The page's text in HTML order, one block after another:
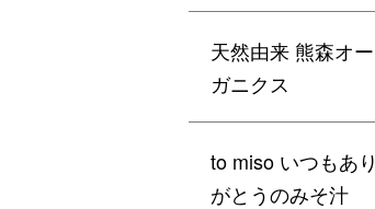
天然由来 熊森オー
ガニクス
to miso いつもあり
がとうのみそ汁